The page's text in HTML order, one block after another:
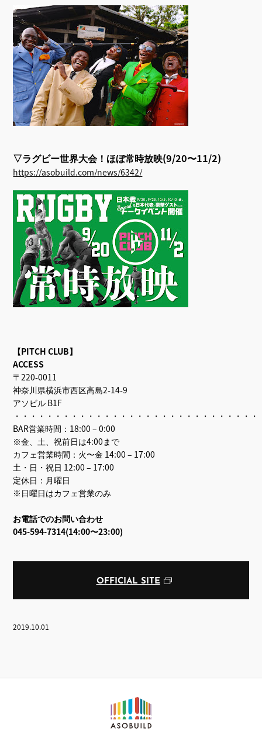
▽ラグビー世界大会！ほぼ常時放映(9/20〜11/2)
https://asobuild.com/news/6342/
【PITCH CLUB】
ACCESS
〒220-0011
神奈川県横浜市西区高島2-14-9
アソビル B1F
・・・・・・・・・・・・・・・・・・・・・・・・・・・・・・
BAR営業時間：18:00 – 0:00
※金、土、祝前日は4:00まで
カフェ営業時間：火〜金 14:00 – 17:00
土・日・祝日 12:00 – 17:00
定休日：月曜日
※日曜日はカフェ営業のみ
お電話でのお問い合わせ
045-594-7314(14:00〜23:00)
OFFICIAL SITE
2019.10.01